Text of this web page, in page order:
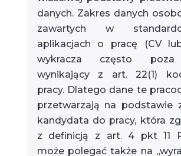
danych. Zakres danych
zawartych w
aplikacjach o pracę (CV
wykracza często
wynikający z art. 22(1)
pracy. Dlatego dane te
przetwarzają na podstawie
kandydata do pracy, która
z definicją z art. 4 pkt 11
może polegać także na